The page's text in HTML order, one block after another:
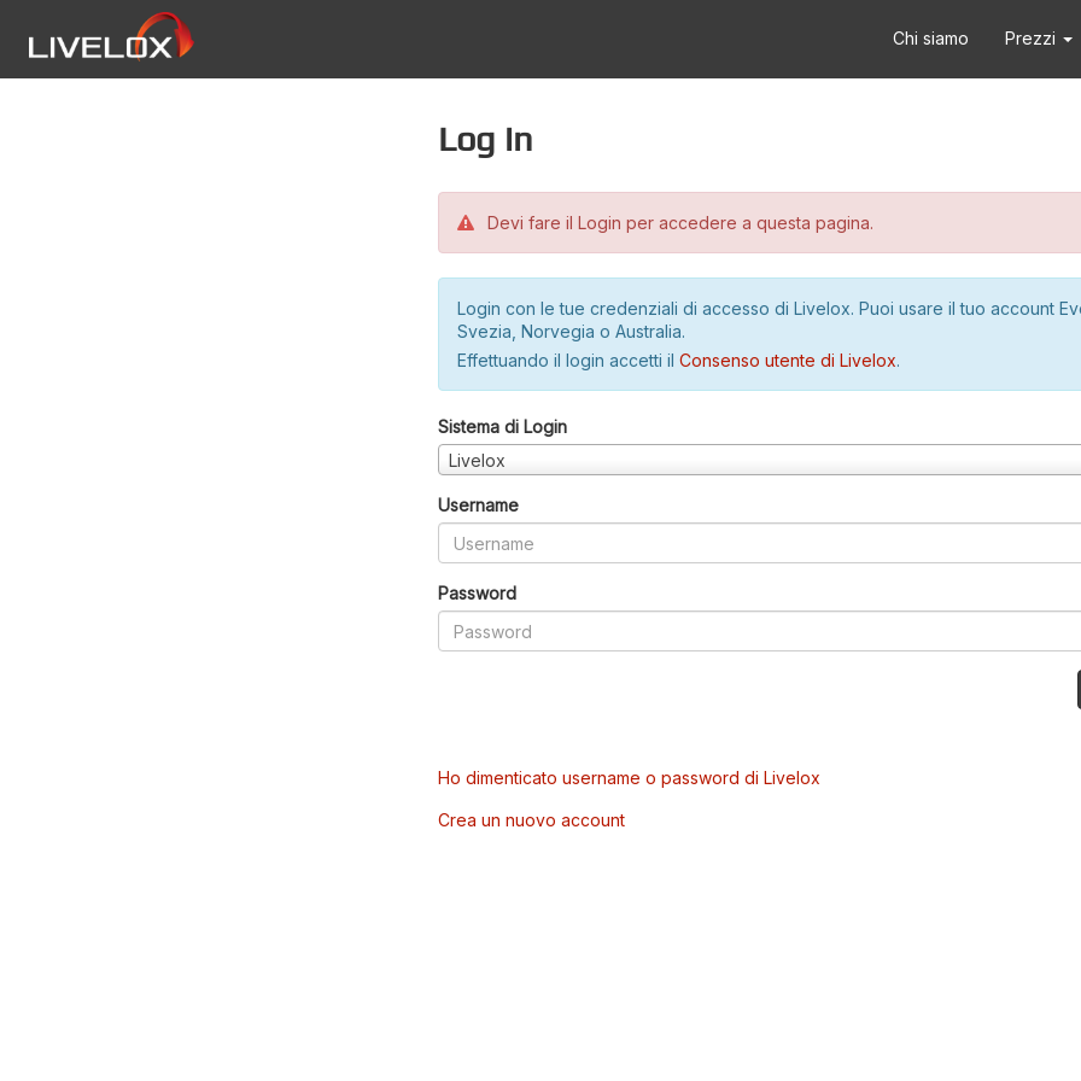
Chi siamo Prezzi
Log in
Devi fare il Login per accedere a questa pagina.
Login con le tue credenziali di accesso di Livelox. Puoi usare il tuo account
Svezia, Norvegia o Australia.
Effettuando il login accetti il Consenso utente di Livelox.
Sistema di Login
Livelox
Username
Password
Ho dimenticato username o password di Livelox
Crea un nuovo account